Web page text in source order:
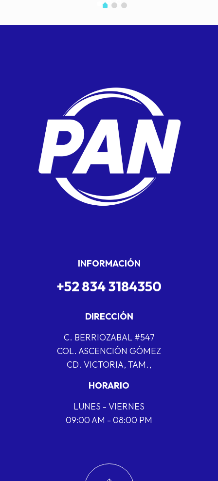
INFORMACIÓN
+52 834 3184350
DIRECCIÓN
C. BERRIOZABAL #547
COL. ASCENCIÓN GÓMEZ
CD. VICTORIA, TAM.,
HORARIO
LUNES - VIERNES
09:00 AM - 08:00 PM